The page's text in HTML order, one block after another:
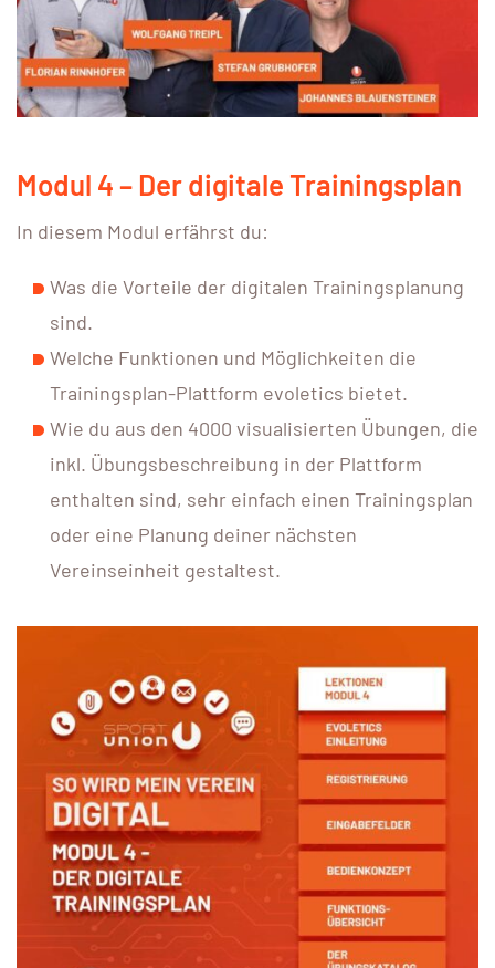
Modul 4 – Der digitale Trainingsplan
In diesem Modul erfährst du:
Was die Vorteile der digitalen Trainingsplanung
sind.
Welche Funktionen und Möglichkeiten die
Trainingsplan-Plattform evoletics bietet.
Wie du aus den 4000 visualisierten Übungen, die
inkl. Übungsbeschreibung in der Plattform
enthalten sind, sehr einfach einen Trainingsplan
oder eine Planung deiner nächsten
Vereinseinheit gestaltest.